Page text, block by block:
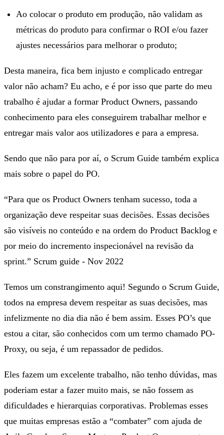
Ao colocar o produto em produção, não validam as
métricas do produto para confirmar o ROI e/ou fazer
ajustes necessários para melhorar o produto;
Desta maneira, fica bem injusto e complicado entregar
valor não acham? Eu acho, e é por isso que parte do meu
trabalho é ajudar a formar Product Owners, passando
conhecimento para eles conseguirem trabalhar melhor e
entregar mais valor aos utilizadores e para a empresa.
Sendo que não para por aí, o Scrum Guide também explica
mais sobre o papel do PO.
“Para que os Product Owners tenham sucesso, toda a
organização deve respeitar suas decisões. Essas decisões
são visíveis no conteúdo e na ordem do Product Backlog e
por meio do incremento inspecionável na revisão da
sprint.” Scrum guide - Nov 2022
Temos um constrangimento aqui! Segundo o Scrum Guide,
todos na empresa devem respeitar as suas decisões, mas
infelizmente no dia dia não é bem assim. Esses PO’s que
estou a citar, são conhecidos com um termo chamado PO-
Proxy, ou seja, é um repassador de pedidos.
Eles fazem um excelente trabalho, não tenho dúvidas, mas
poderiam estar a fazer muito mais, se não fossem as
dificuldades e hierarquias corporativas. Problemas esses
que muitas empresas estão a “combater” com ajuda de